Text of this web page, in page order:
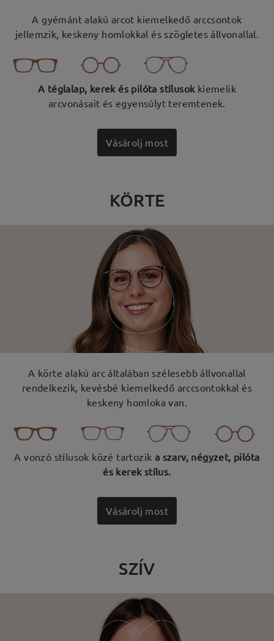
A gyémánt alakú arcot kiemelkedő arccsontok
jellemzik, keskeny homlokkal és szögletes állvonallal.
A téglalap, kerek és pilóta stílusok kiemelik
arcvonásait és egyensúlyt teremtenek.
Vásárolj most
KÖRTE
A körte alakú arc általában szélesebb állvonallal
rendelkezik, kevésbé kiemelkedő arccsontokkal és
keskeny homloka van.
A vonzó stílusok közé tartozik a szarv, négyzet, pilóta
és kerek stílus.
Vásárolj most
SZÍV